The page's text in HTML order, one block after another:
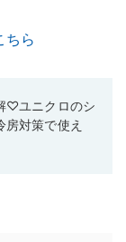
ちら
♡ユニクロのシ
房対策で使え